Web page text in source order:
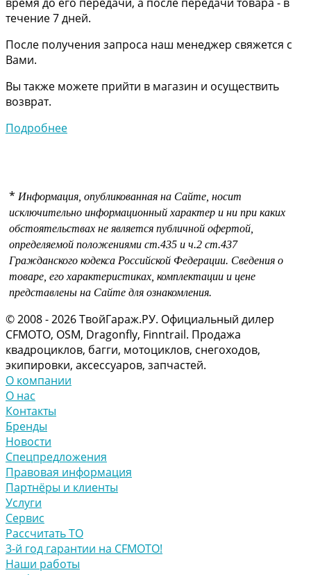
течение 7 дней.
После получения запроса наш менеджер свяжется с
Вами.
Вы также можете прийти в магазин и осуществить
возврат.
Подробнее
* Информация, опубликованная на Сайте, носит
исключительно информационный характер и ни при каких
обстоятельствах не является публичной офертой,
определяемой положениями ст.435 и ч.2 ст.437
Гражданского кодекса Российской Федерации. Сведения о
товаре, его характеристиках, комплектации и цене
представлены на Сайте для ознакомления.
© 2008 - 2026 ТвойГараж.РУ. Официальный дилер
CFMOTO, OSM, Dragonfly, Finntrail. Продажа
квадроциклов, багги, мотоциклов, снегоходов,
экипировки, аксессуаров, запчастей.
О компании
О нас
Контакты
Бренды
Новости
Спецпредложения
Правовая информация
Партнёры и клиенты
Услуги
Сервис
Рассчитать ТО
3-й год гарантии на CFMOTO!
Наши работы